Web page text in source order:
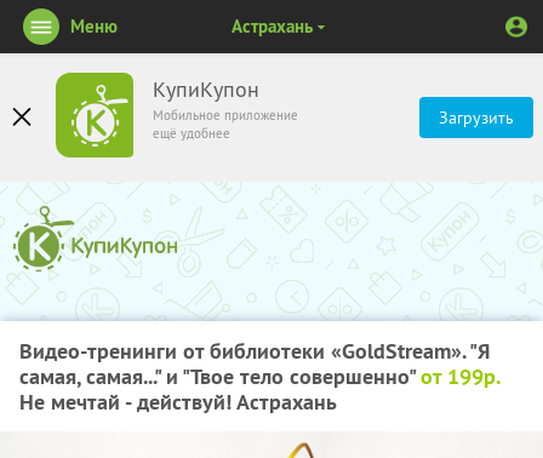
КупиКупон
Мобильное приложение
ещё удобнее
Загрузить
Меню Астрахань
Видео-тренинги от библиотеки «GoldStream». "Я
самая, самая..." и "Твое тело совершенно"от 199р.
Не мечтай - действуй! Астрахань